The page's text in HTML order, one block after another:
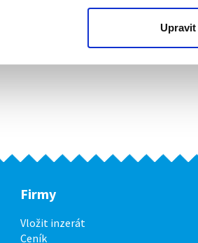
Upravit
Firmy
Vložit inzerát
Ceník